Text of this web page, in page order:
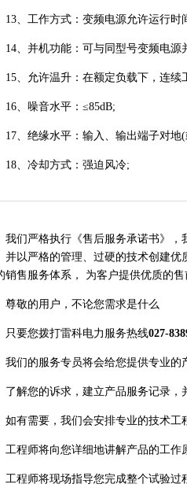
、工作方式：变频电源允许运行时
、并机功能：可与同型号变频电源
、允许温升：在额定负载下，连续
、噪音水平：≤85dB;
、绝缘水平：输入、输出端子对地(
、冷却方式：强迫风冷;
严格执行《售后服务承诺书》，我
并以严格的管理、过硬的技术创建
销售服务体系， 为客户提供优质的
的用户，不论您需求是什么
您拨打雷科电力服务热线027-
的服务专员将会给您提供专业的
您的诉求，建立产品服务记录，
需要，我们会安排专业的技术工
师将向您详细地讲解产品的工作
师将现场指导您完成整个试验过